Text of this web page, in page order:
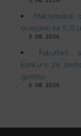
Maksimalna
ocenjeni sa 5,0
3. 08. 2026.
Fakultet
konkurs za
godinu
3. 08. 2026.